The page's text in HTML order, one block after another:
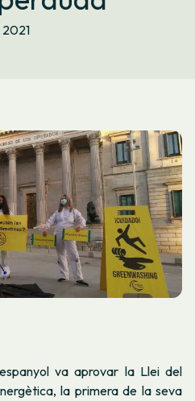
2021
va aprovar la Llei del
la primera de la seva